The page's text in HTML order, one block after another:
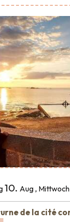
10. Aug, Mittwoch
de la cité